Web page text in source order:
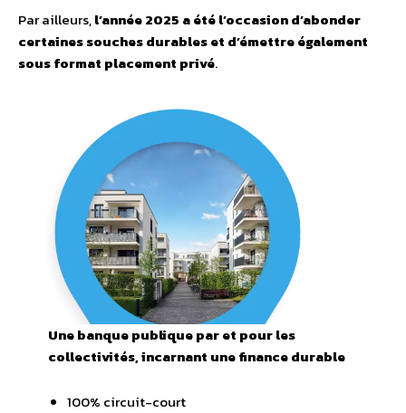
Par ailleurs,l’année 2025 a été l’occasion d’abonder
certaines souches durables et d’émettre également
sous format placement privé.
Une banque publique par et pour les
collectivités, incarnant une finance durable
100% circuit-court